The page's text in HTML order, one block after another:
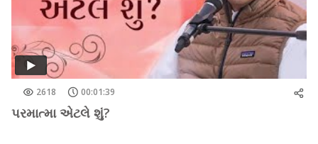
2618 00:01:39
પરમાત્મા એટલે શું?